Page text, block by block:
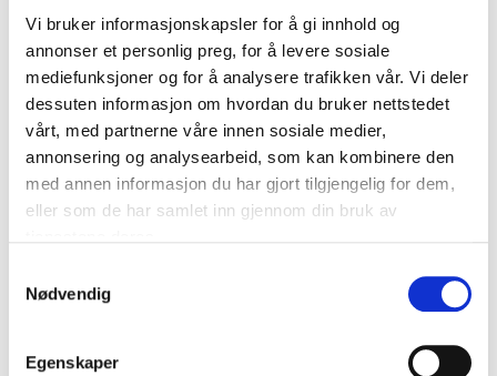
Vi bruker informasjonskapsler for å gi innhold og
annonser et personlig preg, for å levere sosiale
mediefunksjoner og for å analysere trafikken vår. Vi deler
dessuten informasjon om hvordan du bruker nettstedet
vårt, med partnerne våre innen sosiale medier,
annonsering og analysearbeid, som kan kombinere den
med annen informasjon du har gjort tilgjengelig for dem,
eller som de har samlet inn gjennom din bruk av
Nødvendig
Egenskaper